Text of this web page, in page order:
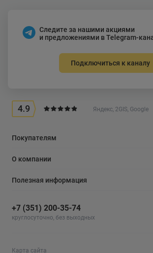
Следите за нашими акциями
и предложениями в Telegram-
Подключиться к каналу
4.9 Яндекс, 2GIS, Google
Покупателям
О компании
Полезная информация
+7 (351) 200-35-74
круглосуточно, без выходных
Карта сайта